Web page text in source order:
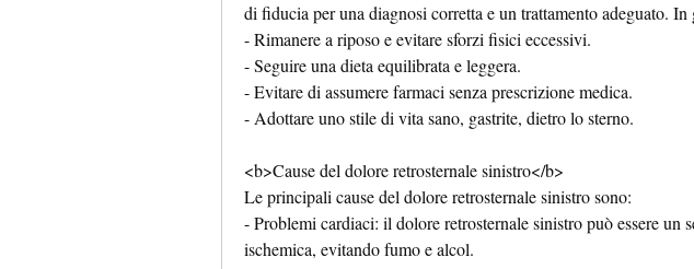
di fiducia per una diagnosi corretta e un trattamento adeguato.
- Rimanere a riposo e evitare sforzi fisici eccessivi.
- Seguire una dieta equilibrata e leggera.
- Evitare di assumere farmaci senza prescrizione medica.
- Adottare uno stile di vita sano, gastrite, dietro lo sterno.
<b>Cause del dolore retrosternale sinistro</b>
Le principali cause del dolore retrosternale sinistro sono:
- Problemi cardiaci: il dolore retrosternale sinistro può essere un
ischemica, evitando fumo e alcol.